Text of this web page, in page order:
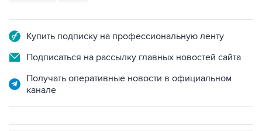
Купить подписку на профессиональную ленту
Подписаться на рассылку главных новостей сайта
Получать оперативные новости в официальном
канале